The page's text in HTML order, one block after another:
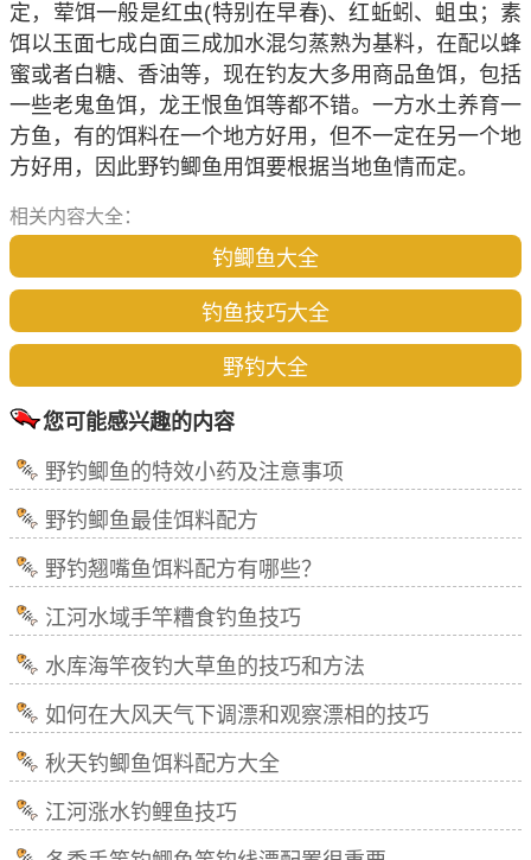
定，荤饵一般是红虫(特别在早春)、红蚯蚓、蛆虫；素
饵以玉面七成白面三成加水混匀蒸熟为基料，在配以蜂
蜜或者白糖、香油等，现在钓友大多用商品鱼饵，包括
一些老鬼鱼饵，龙王恨鱼饵等都不错。一方水土养育一
方鱼，有的饵料在一个地方好用，但不一定在另一个地
方好用，因此野钓鲫鱼用饵要根据当地鱼情而定。
相关内容大全：
钓鲫鱼大全
钓鱼技巧大全
野钓大全
您可能感兴趣的内容
野钓鲫鱼的特效小药及注意事项
野钓鲫鱼最佳饵料配方
野钓翘嘴鱼饵料配方有哪些？
江河水域手竿糟食钓鱼技巧
水库海竿夜钓大草鱼的技巧和方法
如何在大风天气下调漂和观察漂相的技巧
秋天钓鲫鱼饵料配方大全
江河涨水钓鲤鱼技巧